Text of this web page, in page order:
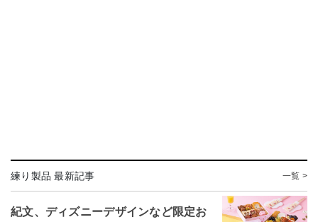
練り製品 最新記事 一覧 >
紀文、ディズニーデザインなど限定お